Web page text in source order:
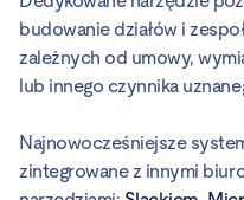
budowanie działów i
zależnych od umowy,
lub innego czynnika
Najnowocześniejsze
zintegrowane z innymi